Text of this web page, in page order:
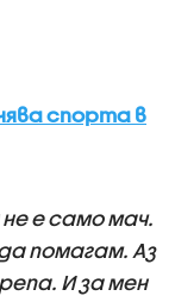
спорта в
е само мач.
помагам. Аз
И за мен